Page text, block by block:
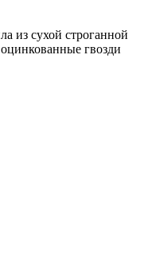
из сухой строганной
гвозди